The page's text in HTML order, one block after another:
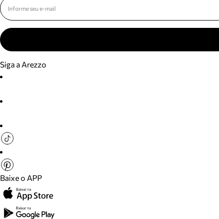
Siga a Arezzo
Baixe o APP